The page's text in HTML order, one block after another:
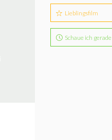
Lieblingsfilm
Schaue ich gerade